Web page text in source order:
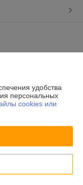
Виктор
р-на г.Гродно
удобства
персональных
cookies или